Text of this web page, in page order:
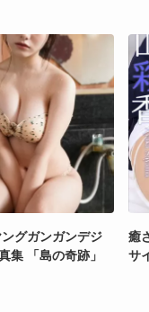
グガンガンデジ
集 「島の奇跡」
癒
サ